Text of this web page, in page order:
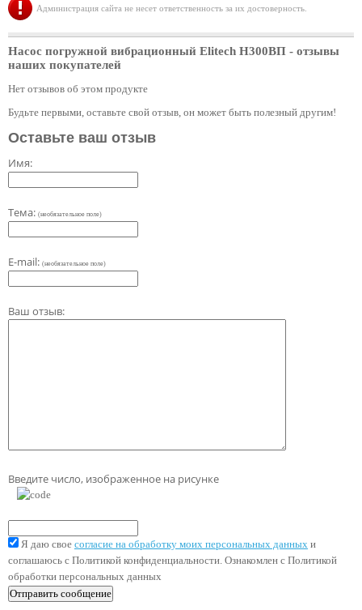
Администрация сайта не несет ответственность за их достоверность.
Насос погружной вибрационный Elitech Н300ВП - отзывы
наших покупателей
Нет отзывов об этом продукте
Будьте первыми, оставьте свой отзыв, он может быть полезный другим!
Оставьте ваш отзыв
Имя:
Тема: (необязательное поле)
E-mail: (необязательное поле)
Ваш отзыв:
Введите число, изображенное на рисунке
Я даю свое согласие на обработку моих персональных данных и
соглашаюсь с Политикой конфиденциальности. Ознакомлен с Политикой
обработки персональных данных